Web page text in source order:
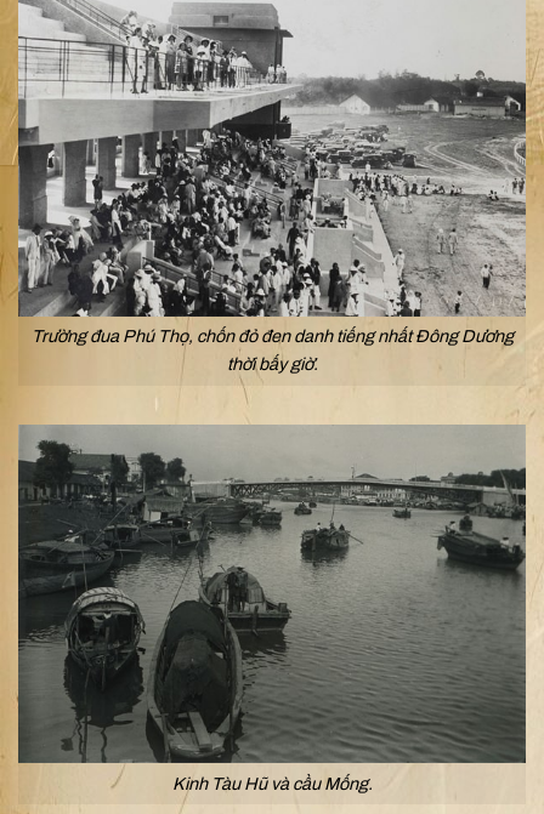
Trường đua Phú Thọ, chốn đỏ đen danh tiếng nhất Đông Dương
thời bấy giờ.
Kinh Tàu Hũ và cầu Mống.